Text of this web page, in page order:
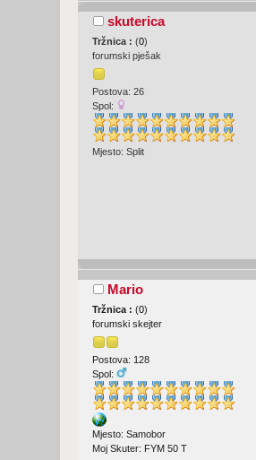
skuterica
Tržnica :(0)
forumski pješak
Postova: 26
Spol:
Mjesto: Split
Mario
Tržnica :(0)
forumski skejter
Postova: 128
Spol:
Mjesto: Samobor
Moj Skuter: FYM 50 T